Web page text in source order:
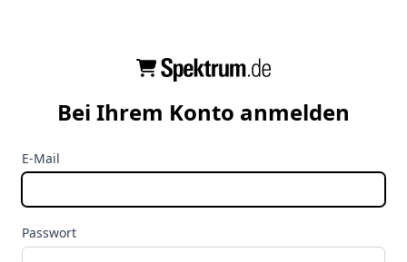
Bei Ihrem Konto anmelden
E-Mail
Passwort